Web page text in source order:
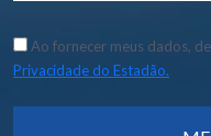
Ao fornecer meus dados,
Privacidade do Estadão.